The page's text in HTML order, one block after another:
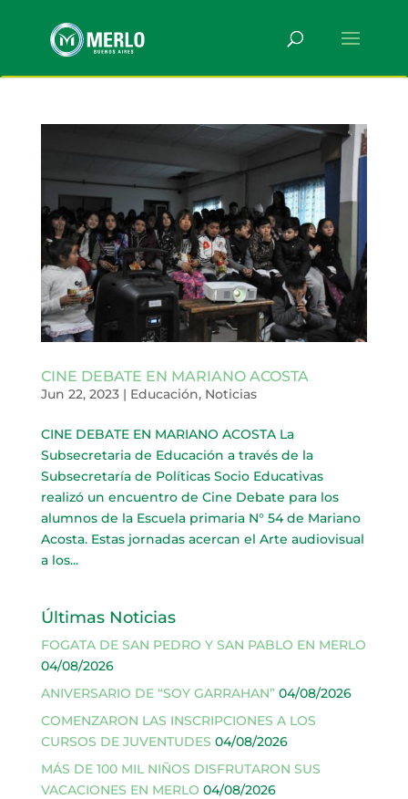
CINE DEBATE EN MARIANO ACOSTA
Jun 22, 2023| Educación, Noticias
CINE DEBATE EN MARIANO ACOSTA La
Subsecretaria de Educación a través de la
Subsecretaría de Políticas Socio Educativas
realizó un encuentro de Cine Debate para los
alumnos de la Escuela primaria N° 54 de Mariano
Acosta. Estas jornadas acercan el Arte audiovisual
a los...
Últimas Noticias
FOGATA DE SAN PEDRO Y SAN PABLO EN MERLO
04/08/2026
ANIVERSARIO DE “SOY GARRAHAN” 04/08/2026
COMENZARON LAS INSCRIPCIONES A LOS
CURSOS DE JUVENTUDES 04/08/2026
MÁS DE 100 MIL NIÑOS DISFRUTARON SUS
VACACIONES EN MERLO 04/08/2026